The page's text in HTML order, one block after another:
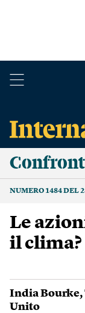
NUMERO 1484 DEL
Le
il clima?
India Bourke,
Unito